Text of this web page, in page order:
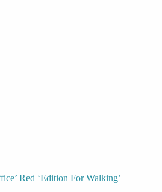
Red ‘Edition For Walking’